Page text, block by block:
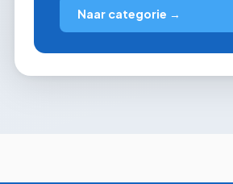
Naar categorie →